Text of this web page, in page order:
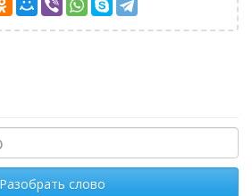
Разобрать слово